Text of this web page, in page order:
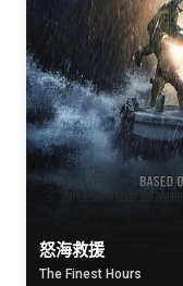
怒海救援
The Finest Hours